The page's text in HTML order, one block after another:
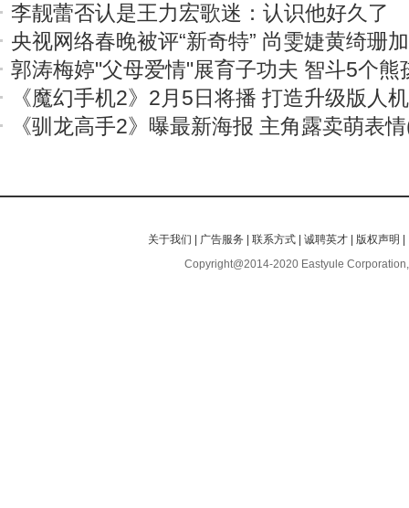
李靓蕾否认是王力宏歌迷：认识他好久了
央视网络春晚被评“新奇特” 尚雯婕黄绮珊
郭涛梅婷"父母爱情"展育子功夫 智斗5个熊
《魔幻手机2》2月5日将播 打造升级版人
《驯龙高手2》曝最新海报 主角露卖萌表
关于我们 广告服务 |联系方式 |诚聘英才 版权声明
Copyright@2014-2020 Eastyule